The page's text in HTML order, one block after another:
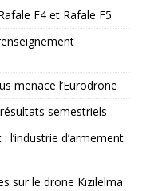
F4 et Rafale F5
menace l’Eurodrone
semestriels
d’armement
sur le drone Kızılelma